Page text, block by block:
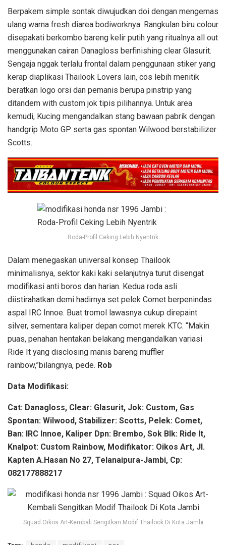
Berpakem simple sontak diwujudkan doi dengan mengemas
ulang warna fresh diarea bodiworknya. Rangkulan biru colour
disepakati berkombo bareng kelir putih yang ritualnya all out
menggunakan cairan Danagloss berfinishing clear Glasurit.
Sengaja nggak terlalu frontal dalam penggunaan stiker yang
kerap diaplikasi Thailook Lovers lain, cos lebih menitik
beratkan logo orsi dan pemanis berupa pinstrip yang
ditandem with custom jok tipis pilihannya. Untuk area
kemudi, Kucing mengandalkan stang bawaan pabrik dengan
handgrip Moto GP serta gas spontan Wilwood berstabilizer
Scotts.
Roda-Profil Ceking Lebih Nyentrik
Dalam menegaskan universal konsep Thailook
minimalisnya, sektor kaki kaki selanjutnya turut disengat
modifikasi anti boros dan harian. Kedua roda asli
diistirahatkan demi hadirnya set pelek Comet berpenindas
aspal IRC Innoe. Buat tromol lawasnya cukup direpaint
silver, sementara kaliper depan comot merek KTC. “Makin
puas, penahan hentakan belakang mengandalkan variasi
Ride It yang disclosing manis bareng muffler
rainbow,”bilangnya, pede. Rob
Data Modifikasi:
Cat: Danagloss, Clear: Glasurit, Jok: Custom, Gas
Spontan: Wilwood, Stabilizer: Scotts, Pelek: Comet,
Ban: IRC Innoe, Kaliper Dpn: Brembo, Sok Blk: Ride It,
Knalpot: Custom Rainbow, Modifikator: Oikos Art, Jl.
Kapten A.Hasan No 27, Telanaipura-Jambi, Cp:
082177888217
Squad Oikos Art-Kembali Sengitkan Modif Thailook Di Kota Jambi